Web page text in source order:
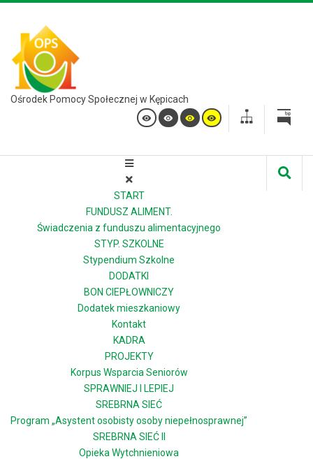
Ośrodek Pomocy Społecznej w Kępicach
START
FUNDUSZ ALIMENT.
Świadczenia z funduszu alimentacyjnego
STYP. SZKOLNE
Stypendium Szkolne
DODATKI
BON CIEPŁOWNICZY
Dodatek mieszkaniowy
Kontakt
KADRA
PROJEKTY
Korpus Wsparcia Seniorów
SPRAWNIEJ I LEPIEJ
SREBRNA SIEĆ
Program „Asystent osobisty osoby niepełnosprawnej”
SREBRNA SIEĆ II
Opieka Wytchnieniowa